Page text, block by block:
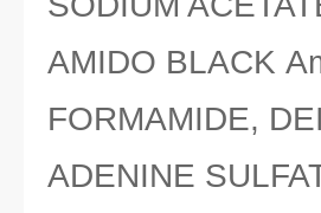
AMIDO BLACK
FORMAMIDE,
ADENINE